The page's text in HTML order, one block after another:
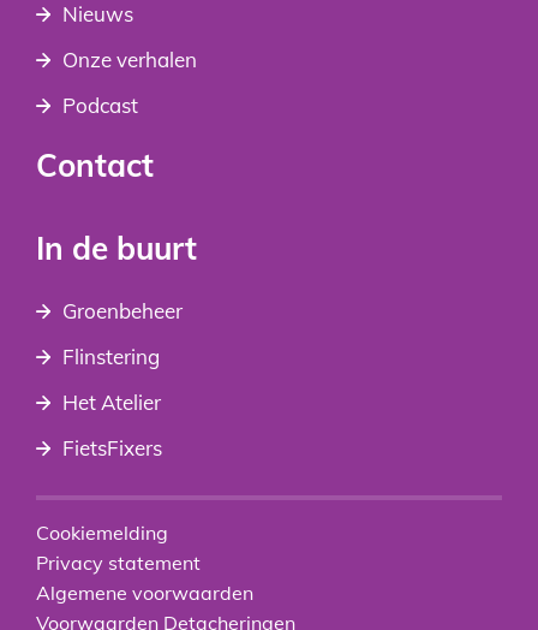
Nieuws
Onze verhalen
Podcast
Contact
In de buurt
Groenbeheer
Flinstering
Het Atelier
FietsFixers
Cookiemelding
Privacy statement
Algemene voorwaarden
Voorwaarden Detacheringen